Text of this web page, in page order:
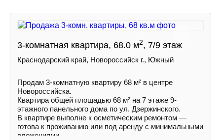
3-комнатная квартира, 68.0 м2, 7/9 этаж
Краснодарский край, Новороссийск г., Южный
Продам 3-комнатную квартиру 68 м² в центре
Новороссийска.
Квартира общей площадью 68 м² на 7 этаже 9-
этажного панельного дома по ул. Дзержинского.
В квартире выполне к осметическим ремонтом —
готова к проживанию или под аренду с минимальными
вложениями.